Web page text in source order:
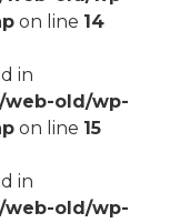
on line 14
in
web-old/wp-
on line 15
in
web-old/wp-